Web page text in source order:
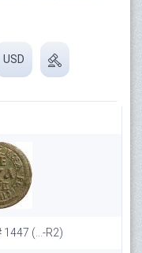
USD
(...-R2)